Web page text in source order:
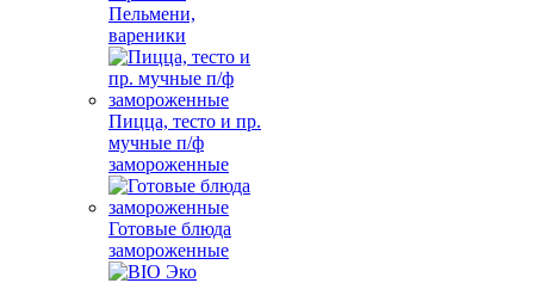
Пельмени,
вареники
Пицца, тесто и пр.
мучные п/ф
замороженные
Готовые блюда
замороженные